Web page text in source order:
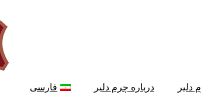
دلیر درباره چرم دلیر
فارسی